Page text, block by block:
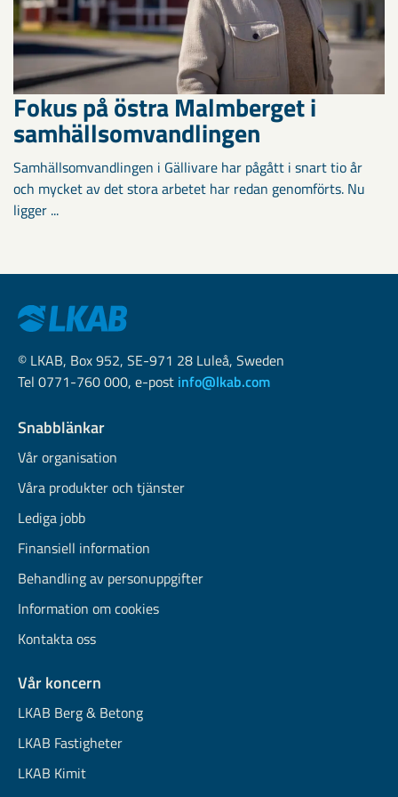
Fokus på östra Malmberget i
samhällsomvandlingen
Samhällsomvandlingen i Gällivare har pågått i snart tio år
och mycket av det stora arbetet har redan genomförts. Nu
ligger ...
© LKAB, Box 952, SE-971 28 Luleå, Sweden
Tel 0771-760 000, e-post info@lkab.com
Snabblänkar
Vår organisation
Våra produkter och tjänster
Lediga jobb
Finansiell information
Behandling av personuppgifter
Information om cookies
Kontakta oss
Vår koncern
LKAB Berg & Betong
LKAB Fastigheter
LKAB Kimit